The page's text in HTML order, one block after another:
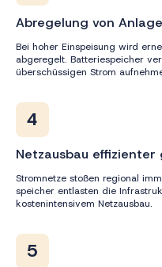
Abregelung von
Bei hoher Einspeisung wird
abgeregelt. Batteriespeicher
überschüssigen Strom
4
Netzausbau
Stromnetze stoßen regional
speicher entlasten die
kostenintensivem Netzausbau.
5